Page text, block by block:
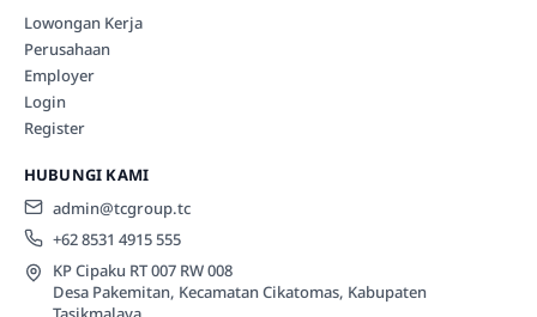
Lowongan Kerja
Perusahaan
Employer
Login
Register
HUBUNGI KAMI
admin@tcgroup.tc
+62 8531 4915 555
KP Cipaku RT 007 RW 008
Desa Pakemitan, Kecamatan Cikatomas, Kabupaten